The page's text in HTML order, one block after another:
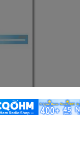
） 新バンドプラン対
ジ価格】